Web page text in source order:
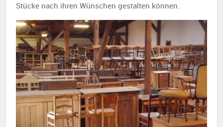
Stücke nach ihren Wünschen gestalten können.